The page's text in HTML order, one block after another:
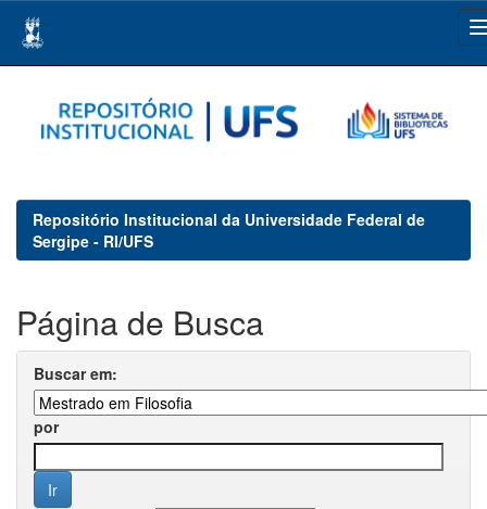
navigation
Repositório Institucional da Universidade Federal de
Sergipe - RI/UFS
Página de Busca
Buscar em:
por